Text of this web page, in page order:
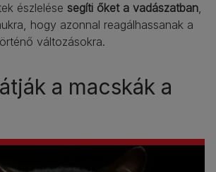
észlelése segíti őket a vadászatban,
hogy azonnal reagálhassanak a
változásokra.
a macskák a